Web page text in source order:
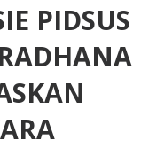
PIDSUS